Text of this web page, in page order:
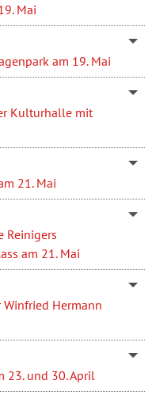
Mai
am 19. Mai
Kulturhalle mit
21. Mai
Reinigers
am 21. Mai
Hermann
23. und 30. April